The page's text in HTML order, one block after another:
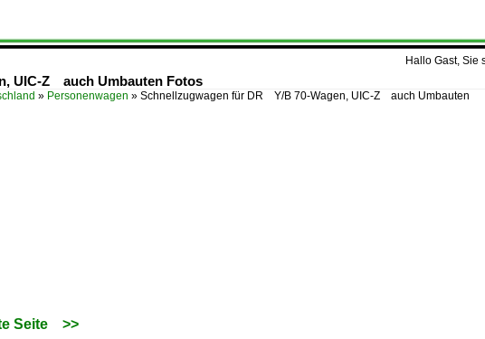
Hallo Gast, Sie
UIC-Z auch Umbauten Fotos
» Personenwagen » Schnellzugwagen für DR Y/B 70-Wagen, UIC-Z auch Umbauten
Seite >>